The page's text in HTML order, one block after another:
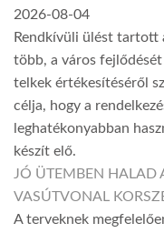
2026-08-04
Rendkívüli ülést tartott
több, a város
telkek értékesítéséről
célja, hogy a
leghatékonyabban
készít elő.
JÓ ÜTEMBEN HALAD
VASÚTVONAL
A terveknek